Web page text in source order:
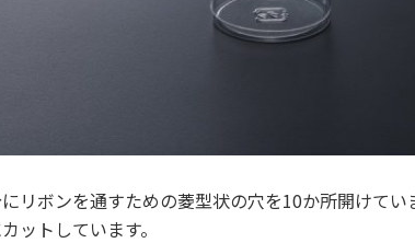
リボンを通すための菱型状の穴を10か所開けて
ットしています。